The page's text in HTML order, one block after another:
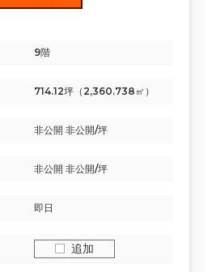
9階
714.12坪（2,360.738㎡）
非公開 非公開/坪
非公開 非公開/坪
即日
追加